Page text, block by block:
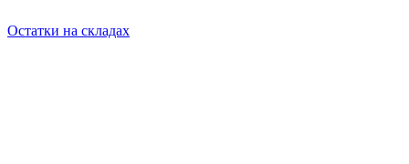
Остатки на складах